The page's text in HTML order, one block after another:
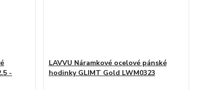
-
LAVVU Náramkové ocelové pánské
hodinky GLIMT Gold LWM0323